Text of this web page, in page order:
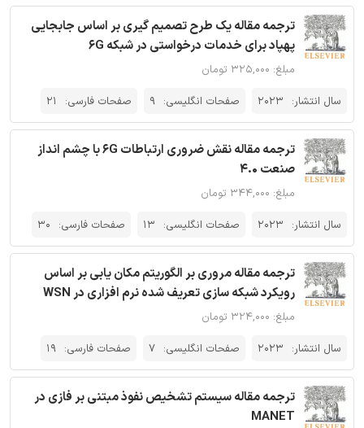
ترجمه مقاله یک طرح تصمیم گیری بر اساس جابجایی
پهپاد برای خدمات درخواستی در شبکه 6G
مبلغ: ۳۲۵,۰۰۰ تومان
سال انتشار: 2023 صفحات انگلیسی: 9 صفحات فارسی: 21
ترجمه مقاله نقش ضروری ارتباطات 6G با چشم انداز
صنعت 4.0
مبلغ: ۳۴۴,۰۰۰ تومان
سال انتشار: 2023 صفحات انگلیسی: 13 صفحات فارسی: 30
ترجمه مقاله مروری بر الگوریتم مکان یابی بر اساس
رویکرد شبکه سازی تعریف شده نرم افزاری در WSN
مبلغ: ۳۲۴,۰۰۰ تومان
سال انتشار: 2023 صفحات انگلیسی: 7 صفحات فارسی: 19
ترجمه مقاله سیستم تشخیص نفوذ مبتنی بر فازی در
MANET